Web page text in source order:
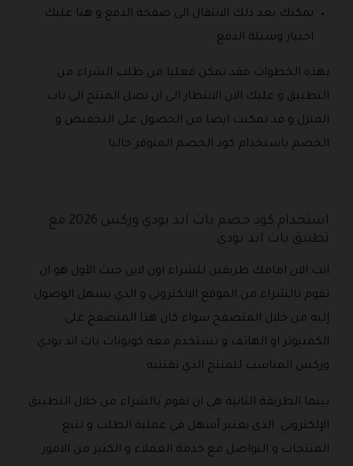
يمكنك بعد ذلك الانتقال الى صفحة الدفع و هنا عليك
اختيار وسيلة الدفع .
بهذه الخطوات فقد تمكن فعليا من طلب الشراء من
التطبيق و عليك الان الانتظار الى ان يصل المنتج الى باب
المنزل و قد تمكنت ايضا من الحصول على التخفيض و
الخصم باستخدام كود الخصم المتوفر حاليا .
استخدام كود خصم باث اند بودي وركس 2026 مع
تطبيق باث اند بودي
انت الان امامك طريقين للشراء اون لاين حيث الأول هو ان
تقوم بالشراء من الموقع الالكتروني و الذي يسهل الوصول
إليه من خلال المتصفح سواء كان هذا المتصفح على
الكمبيوتر او الهاتف و تستخدم معه كوبونات باث اند بودي
وركس المناسب للمنتج الذي تقتنيه .
بينما الطريقة الثانية هي ان تقوم بالشراء من خلال التطبيق
الإلكتروني الذي يعتبر أسهل في عملية الطلب و تتبع
المنتجات و التواصل مع خدمة العملاء و الكثير من الامور